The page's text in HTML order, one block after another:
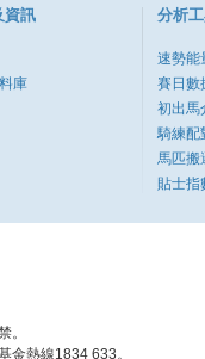
資訊
庫
分析
速勢能
賽日數
初出馬
騎練配
馬匹搬
貼士指
。
金熱線1834 633。